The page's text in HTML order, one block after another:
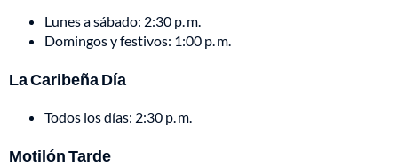
Lunes a sábado: 2:30 p. m.
Domingos y festivos: 1:00 p. m.
La Caribeña Día
Todos los días: 2:30 p. m.
Motilón Tarde